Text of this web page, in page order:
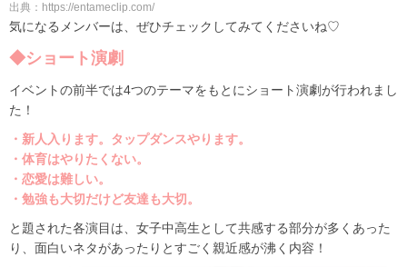
出典：https://entameclip.com/
気になるメンバーは、ぜひチェックしてみてくださいね♡
◆ショート演劇
イベントの前半では4つのテーマをもとにショート演劇が行われまし
た！
・新人入ります。タップダンスやります。
・体育はやりたくない。
・恋愛は難しい。
・勉強も大切だけど友達も大切。
と題された各演目は、女子中高生として共感する部分が多くあった
り、面白いネタがあったりとすごく親近感が沸く内容！